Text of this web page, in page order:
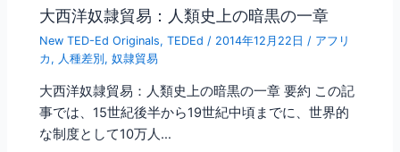
大西洋奴隷貿易：人類史上の暗黒の一章
New TED-Ed Originals,TEDEd / 2014年12月22日 / アフリ
カ , 人種差別,奴隷貿易
大西洋奴隷貿易：人類史上の暗黒の一章 要約 この記
事では、15世紀後半から19世紀中頃までに、世界的
な制度として10万人…